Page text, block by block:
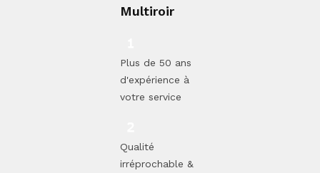
Multiroir
Plus de 50 ans
d'expérience à
votre service
Qualité
irréprochable &